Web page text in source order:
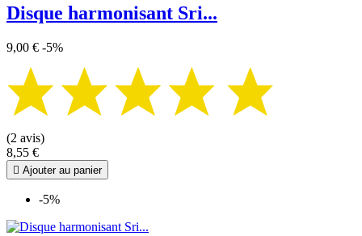
Disque harmonisant Sri...
9,00 € -5%
(2 avis)
8,55 €
 Ajouter au panier
-5%